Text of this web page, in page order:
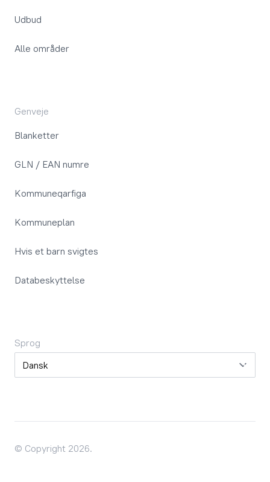
Udbud
Alle områder
Genveje
Blanketter
GLN / EAN numre
Kommuneqarfiga
Kommuneplan
Hvis et barn svigtes
Databeskyttelse
Sprog
Sprog
© Copyright 2026.